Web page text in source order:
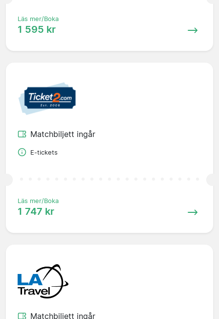
Läs mer/Boka
1 595 kr
Matchbiljett ingår
E-tickets
Läs mer/Boka
1 747 kr
Matchbiljett ingår